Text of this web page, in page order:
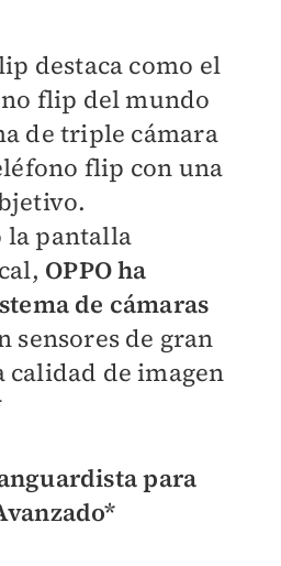
destaca como el
flip del mundo
de triple cámara
flip con una
la pantalla
OPPO ha
de cámaras
sensores de gran
calidad de imagen
para